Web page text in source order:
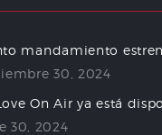
mandamiento
30, 2024
On Air ya está
30, 2024